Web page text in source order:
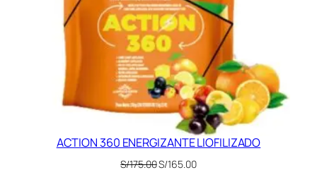
ACTION 360 ENERGIZANTE LIOFILIZADO
S/175.00El
S/165.00El